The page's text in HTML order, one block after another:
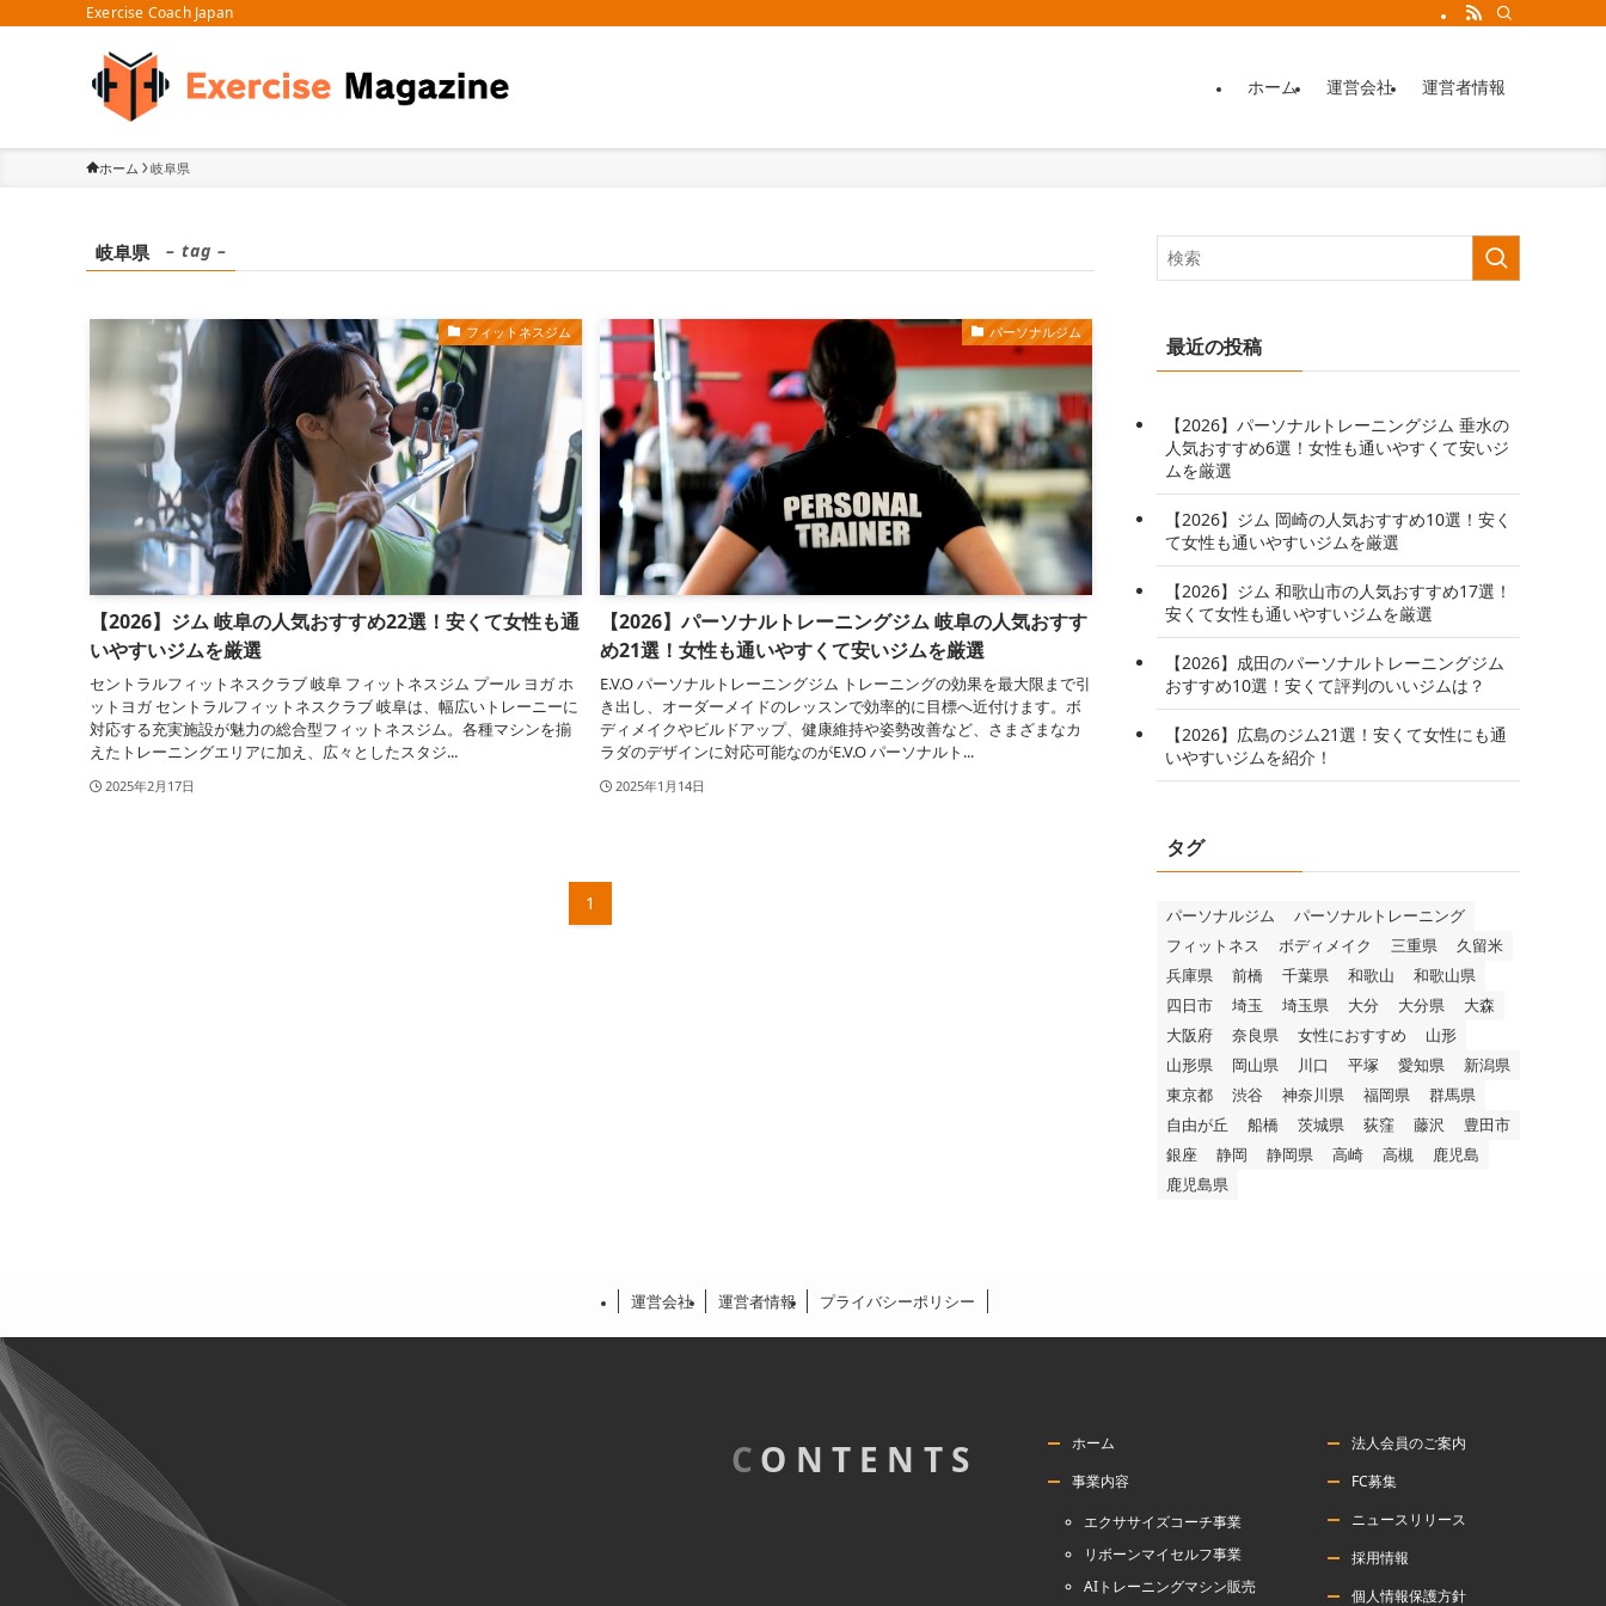
Exercise Coach Japan
ホーム 運営会社 運営者情報
ホーム 岐阜県
岐阜県 – tag –
フィットネスジム
【2026】ジム 岐阜の人気おすすめ22選！安くて女性も通
いやすいジムを厳選
セントラルフィットネスクラブ 岐阜 フィットネスジム プール ヨガ ホ
ットヨガ セントラルフィットネスクラブ 岐阜は、幅広いトレーニーに
対応する充実施設が魅力の総合型フィットネスジム。各種マシンを揃
えたトレーニングエリアに加え、広々としたスタジ...
2025年2月17日
パーソナルジム
【2026】パーソナルトレーニングジム 岐阜の人気おすす
め21選！女性も通いやすくて安いジムを厳選
E.V.O パーソナルトレーニングジム トレーニングの効果を最大限まで引
き出し、オーダーメイドのレッスンで効率的に目標へ近付けます。ボ
ディメイクやビルドアップ、健康維持や姿勢改善など、さまざまなカ
ラダのデザインに対応可能なのがE.V.O パーソナルト...
2025年1月14日
1
最近の投稿
【2026】パーソナルトレーニングジム 垂水の
人気おすすめ6選！女性も通いやすくて安いジ
ムを厳選
【2026】ジム 岡崎の人気おすすめ10選！安く
て女性も通いやすいジムを厳選
【2026】ジム 和歌山市の人気おすすめ17選！
安くて女性も通いやすいジムを厳選
【2026】成田のパーソナルトレーニングジム
おすすめ10選！安くて評判のいいジムは？
【2026】広島のジム21選！安くて女性にも通
いやすいジムを紹介！
タグ
パーソナルジム
パーソナルトレーニング
フィットネス
ボディメイク 三重県
久留米
兵庫県
前橋 千葉県 和歌山
和歌山県
四日市
埼玉 埼玉県 大分 大分県
大森
大阪府
奈良県 女性におすすめ
山形
山形県
岡山県 川口 平塚 愛知県
新潟県
東京都
渋谷 神奈川県 福岡県
群馬県
自由が丘
船橋 茨城県 荻窪 藤沢
豊田市
銀座
静岡 静岡県 高崎 高槻
鹿児島
鹿児島県
運営会社 運営者情報 プライバシーポリシー
C ONTENTS
ホーム
事業内容
エクササイズコーチ事業
リボーンマイセルフ事業
AIトレーニングマシン販売
法人会員のご案内
FC募集
ニュースリリース
採用情報
個人情報保護方針